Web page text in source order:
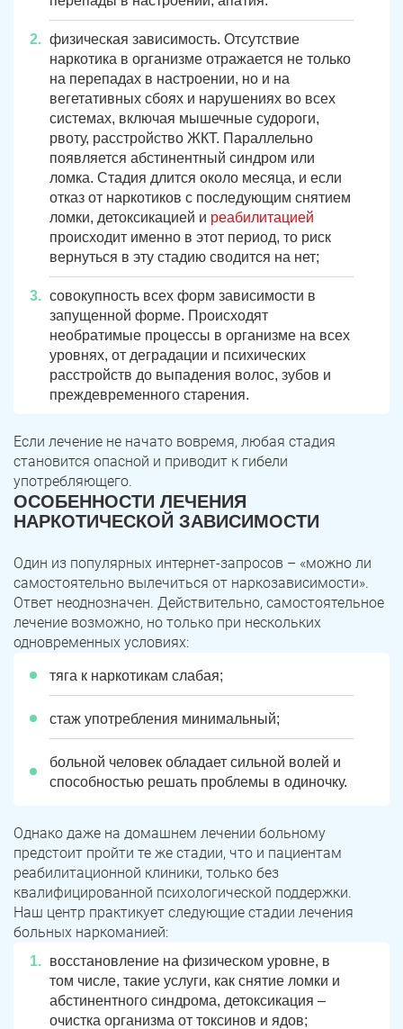
физическая зависимость. Отсутствие
наркотика в организме отражается не только
на перепадах в настроении, но и на
вегетативных сбоях и нарушениях во всех
системах, включая мышечные судороги,
рвоту, расстройство ЖКТ. Параллельно
появляется абстинентный синдром или
ломка. Стадия длится около месяца, и если
отказ от наркотиков с последующим снятием
ломки, детоксикацией и реабилитацией
происходит именно в этот период, то риск
вернуться в эту стадию сводится на нет;
совокупность всех форм зависимости в
запущенной форме. Происходят
необратимые процессы в организме на всех
уровнях, от деградации и психических
расстройств до выпадения волос, зубов и
преждевременного старения.
Если лечение не начато вовремя, любая стадия
становится опасной и приводит к гибели
употребляющего.
ОСОБЕННОСТИ ЛЕЧЕНИЯ
НАРКОТИЧЕСКОЙ ЗАВИСИМОСТИ
Один из популярных интернет-запросов – «можно ли
самостоятельно вылечиться от наркозависимости».
Ответ неоднозначен. Действительно, самостоятельное
лечение возможно, но только при нескольких
одновременных условиях:
тяга к наркотикам слабая;
стаж употребления минимальный;
больной человек обладает сильной волей и
способностью решать проблемы в одиночку.
Однако даже на домашнем лечении больному
предстоит пройти те же стадии, что и пациентам
реабилитационной клиники, только без
квалифицированной психологической поддержки.
Наш центр практикует следующие стадии лечения
больных наркоманией:
восстановление на физическом уровне, в
том числе, такие услуги, как снятие ломки и
абстинентного синдрома, детоксикация –
очистка организма от токсинов и ядов;